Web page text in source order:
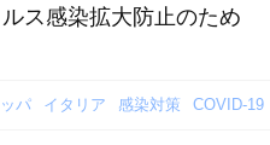
ス感染拡大防止のため
パ イタリア 感染対策 COVID-19